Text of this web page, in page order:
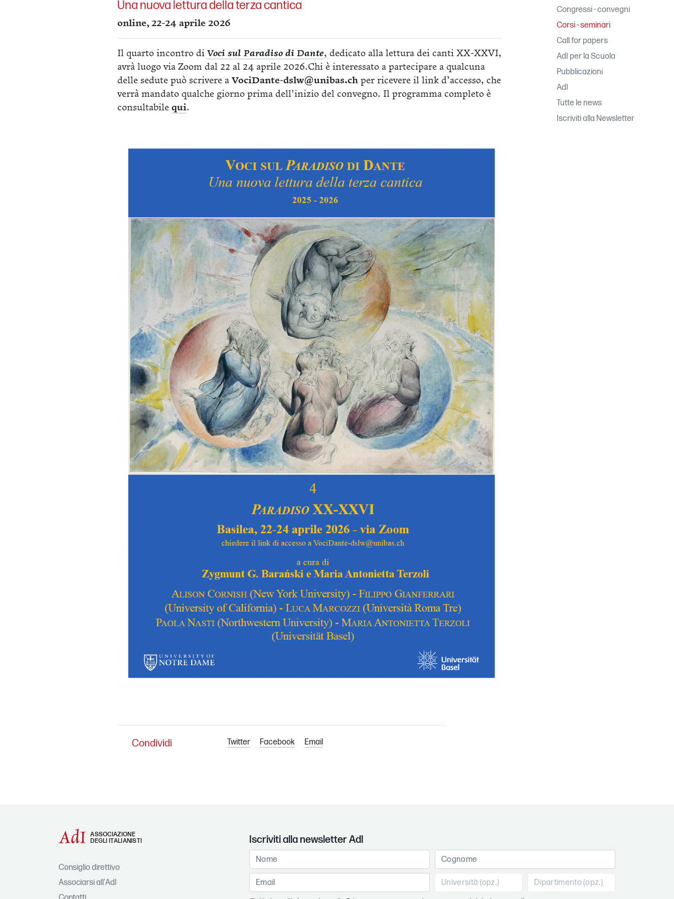
Una nuova lettura della terza cantica
online, 22-24 aprile 2026
Il quarto incontro di Voci sul Paradiso di Dante, dedicato alla lettura dei canti XX-XXVI,
avrà luogo via Zoom dal 22 al 24 aprile 2026.Chi è interessato a partecipare a qualcuna
delle sedute può scrivere a VociDante-dslw@unibas.chper ricevere il link d’accesso, che
verrà mandato qualche giorno prima dell'inizio del convegno. Il programma completo è
consultabile qui.
Condividi Twitter Facebook Email
Congressi - convegni
Corsi - seminari
Call for papers
AdI per la Scuola
Pubblicazioni
AdI
Tutte le news
Iscriviti alla Newsletter
ASSOCIAZIONE
DEGLI ITALIANISTI
Consiglio direttivo
Associarsi all'AdI
Iscriviti alla newsletter AdI